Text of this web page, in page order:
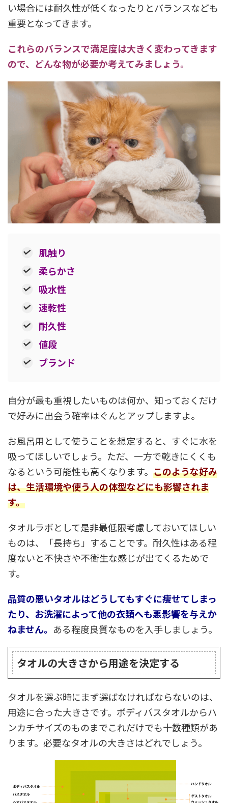
い場合には耐久性が低くなったりとバランスなども
重要となってきます。
これらのバランスで満足度は大きく変わってきます
ので、どんな物が必要か考えてみましょう。
肌触り
柔らかさ
吸水性
速乾性
耐久性
値段
ブランド
自分が最も重視したいものは何か、知っておくだけ
で好みに出会う確率はぐんとアップしますよ。
お風呂用として使うことを想定すると、すぐに水を
吸ってほしいでしょう。ただ、一方で乾きにくくも
なるという可能性も高くなります。 このような好み
は、生活環境や使う人の体型などにも影響されま
す。
タオルラボとして是非最低限考慮しておいてほしい
ものは、「長持ち」することです。耐久性はある程
度ないと不快さや不衛生な感じが出てくるためで
す。
品質の悪いタオルはどうしてもすぐに痩せてしまっ
たり、お洗濯によって他の衣類へも悪影響を与えか
ねません。 ある程度良質なものを入手しましょう。
タオルの大きさから用途を決定する
タオルを選ぶ時にまず選ばなければならないのは、
用途に合った大きさです。ボディバスタオルからハ
ンカチサイズのものまでこれだけでも十数種類があ
ります。必要なタオルの大きさはどれでしょう。